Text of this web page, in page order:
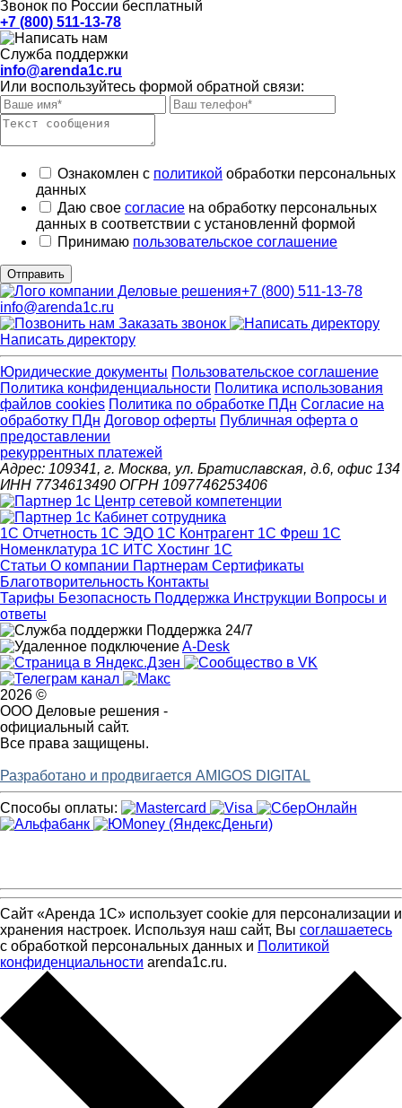
Звонок по России бесплатный
+7 (800) 511-13-78
Служба поддержки
info@arenda1c.ru
Или воспользуйтесь формой обратной связи:
Ознакомлен с политикой обработки персональных
данных
Даю свое согласие на обработку персональных
данных в соответствии с установленнй формой
Принимаю пользовательское соглашение
Отправить
+7 (800) 511-13-78
info@arenda1c.ru
Заказать звонок
Написать директору
Юридические документы Пользовательское соглашение
Политика конфиденциальности Политика использования
файлов cookies Политика по обработке ПДн Cогласие на
обработку ПДн Договор оферты Публичная оферта о
предоставлении
рекуррентных платежей
Адрес: 109341, г. Москва, ул. Братиславская, д.6, офис 134
ИНН 7734613490 ОГРН 1097746253406
1С Отчетность 1С ЭДО 1С Контрагент 1С Фреш 1С
Номенклатура 1С ИТС Хостинг 1С
Статьи О компании Партнерам Сертификаты
Благотворительность Контакты
Тарифы Безопасность Поддержка Инструкции Вопросы и
ответы
Поддержка 24/7
A-Desk
2026 ©
ООО Деловые решения -
официальный сайт.
Все права защищены.
Разработано и продвигается AMIGOS DIGITAL
Способы оплаты:
Сайт «Аренда 1С» использует cookie для персонализации и
хранения настроек. Используя наш сайт, Вы соглашаетесь
с обработкой персональных данных и Политикой
конфиденциальности arenda1c.ru.